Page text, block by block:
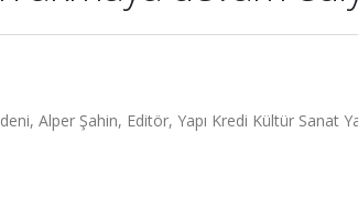
Alper Şahin, Editör, Yapı Kredi Kültür Sanat